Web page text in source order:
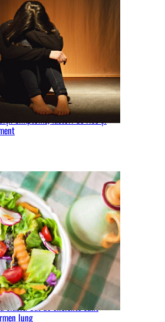
Simptome, factori de risc și
slăbit. Cât de eficiente sunt
lung